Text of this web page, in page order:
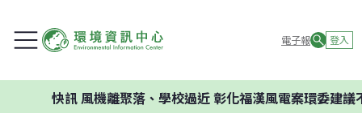
電子報 登入
風機離聚落、學校過近 彰化福漢風電案環委建議不應開